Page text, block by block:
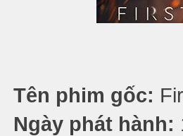
Tên phim gốc:
Ngày phát hành: